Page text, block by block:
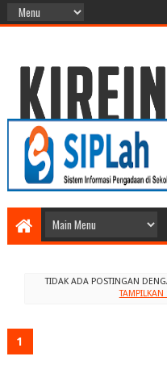
TIDAK ADA POSTINGAN
TAMPILKAN
1